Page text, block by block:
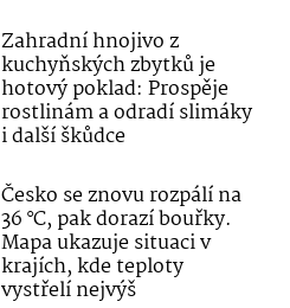
Zahradní hnojivo z
kuchyňských zbytků je
hotový poklad: Prospěje
rostlinám a odradí slimáky
i další škůdce
Česko se znovu rozpálí na
36 °C, pak dorazí bouřky.
Mapa ukazuje situaci v
krajích, kde teploty
vystřelí nejvýš